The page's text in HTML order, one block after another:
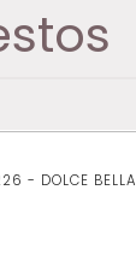
- DOLCE BELLA